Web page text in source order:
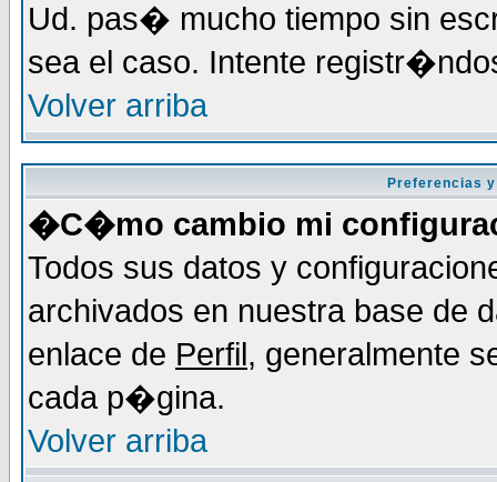
Ud. pas� mucho tiempo sin
sea el caso. Intente
Volver arriba
Preferencias
�C�mo cambio mi
Todos sus datos y
archivados en nuestra base de
enlace de Perfil, generalmente
cada p�gina.
Volver arriba